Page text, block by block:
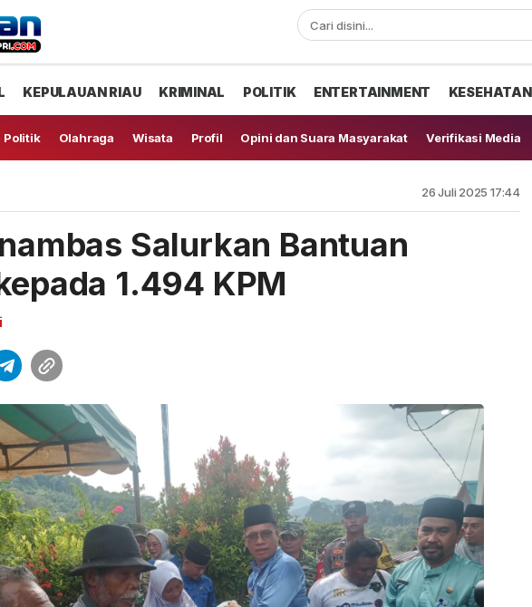
KEPULAUAN RIAU KRIMINAL POLITIK ENTERTAINMENT KESEHATAN
Politik Olahraga Wisata Profil Opini dan Suara Masyarakat Verifikasi Media
26 Juli 2025 17:44
Salurkan Bantuan
1.494 KPM